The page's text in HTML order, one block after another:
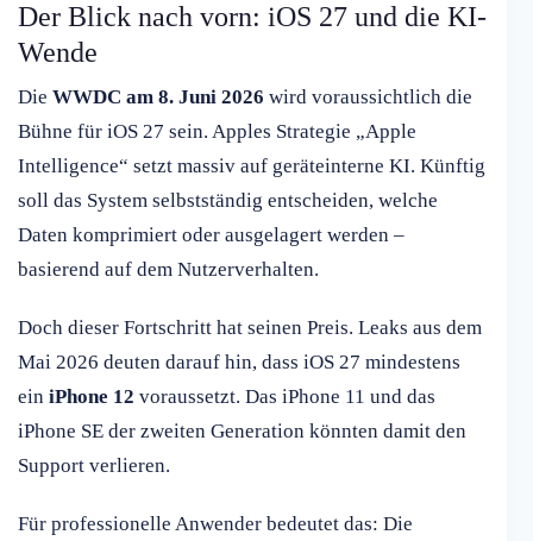
Der Blick nach vorn: iOS 27 und die KI-
Wende
Die WWDC am 8. Juni 2026 wird voraussichtlich die
Bühne für iOS 27 sein. Apples Strategie „Apple
Intelligence“ setzt massiv auf geräteinterne KI. Künftig
soll das System selbstständig entscheiden, welche
Daten komprimiert oder ausgelagert werden –
basierend auf dem Nutzerverhalten.
Doch dieser Fortschritt hat seinen Preis. Leaks aus dem
Mai 2026 deuten darauf hin, dass iOS 27 mindestens
ein iPhone 12 voraussetzt. Das iPhone 11 und das
iPhone SE der zweiten Generation könnten damit den
Support verlieren.
Für professionelle Anwender bedeutet das: Die